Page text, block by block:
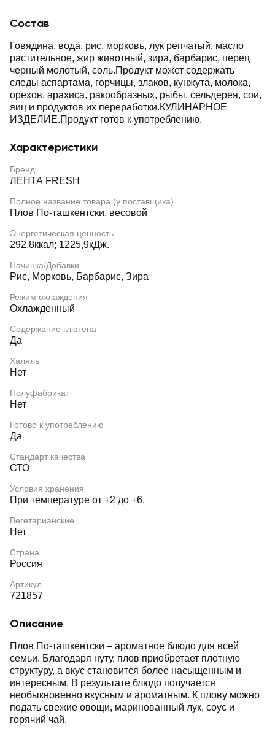
Состав
Говядина, вода, рис, морковь, лук репчатый, масло
растительное, жир животный, зира, барбарис, перец
черный молотый, соль.Продукт может содержать
следы аспартама, горчицы, злаков, кунжута, молока,
орехов, арахиса, ракообразных, рыбы, сельдерея, сои,
яиц и продуктов их переработки.КУЛИНАРНОЕ
ИЗДЕЛИЕ.Продукт готов к употреблению.
Характеристики
Бренд
ЛЕНТА FRESH
Полное название товара (у поставщика)
Плов По-ташкентски, весовой
Энергетическая ценность
292,8ккал; 1225,9кДж.
Начинка/Добавки
Рис, Морковь, Барбарис, Зира
Режим охлаждения
Охлажденный
Содержание глютена
Да
Халяль
Нет
Полуфабрикат
Нет
Готово к употреблению
Да
Стандарт качества
СТО
Условия хранения
При температуре от +2 до +6.
Вегетарианские
Нет
Страна
Россия
Артикул
721857
Описание
Плов По-ташкентски – ароматное блюдо для всей
семьи. Благодаря нуту, плов приобретает плотную
структуру, а вкус становится более насыщенным и
интересным. В результате блюдо получается
необыкновенно вкусным и ароматным. К плову можно
подать свежие овощи, маринованный лук, соус и
горячий чай.